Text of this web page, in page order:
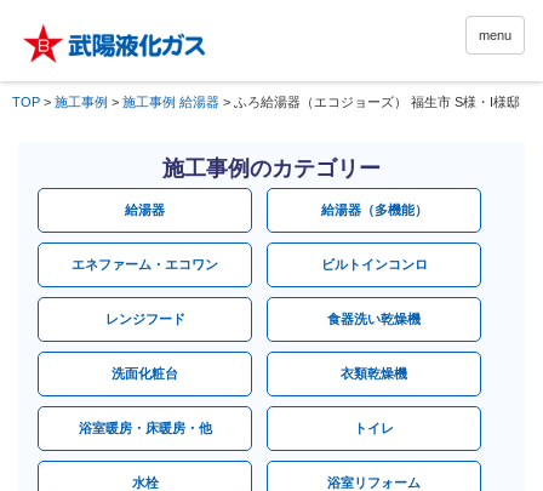
menu
TOP > 施工事例 > 施工事例 給湯器 > ふろ給湯器（エコジョーズ） 福生市 S様・I様邸
施工事例のカテゴリー
給湯器 給湯器（多機能）
エネファーム・エコワン ビルトインコンロ
レンジフード 食器洗い乾燥機
洗面化粧台 衣類乾燥機
浴室暖房・床暖房・他 トイレ
水栓 浴室リフォーム